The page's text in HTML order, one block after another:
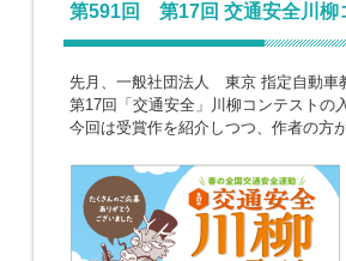
第591回 第17回 交通安全川柳
先月、一般社団法人 東京 指定自動車
第17回「交通安全」川柳コンテストの
今回は受賞作を紹介しつつ、作者の方